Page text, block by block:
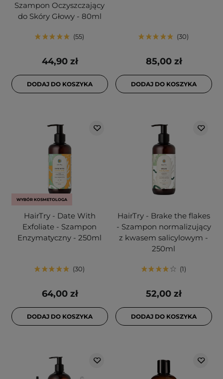
Szampon Oczyszczający
do Skóry Głowy - 80ml
55
44,90 zł
DODAJ DO KOSZYKA
30
85,00 zł
DODAJ DO KOSZYKA
WYBÓR KOSMETOLOGA
HairTry - Date With
Exfoliate - Szampon
Enzymatyczny - 250ml
30
64,00 zł
DODAJ DO KOSZYKA
HairTry - Brake the flakes
- Szampon normalizujący
z kwasem salicylowym -
250ml
1
52,00 zł
DODAJ DO KOSZYKA